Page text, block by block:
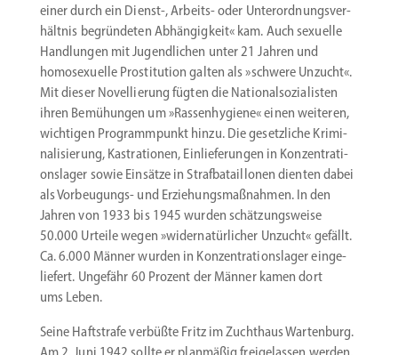
einer durch ein Dienst‑, Arbeits- oder Unter­ord­nungs­ver­
hältnis begrün­deten Abhän­gigkeit« kam. Auch sexuelle
Handlungen mit Jugend­lichen unter 21 Jahren und
homose­xuelle Prosti­tution galten als »schwere Unzucht«.
Mit dieser Novel­lierung fügten die Natio­nal­so­zia­listen
ihren Bemühungen um »Rassen­hy­giene« einen weiteren,
wichtigen Programm­punkt hinzu. Die gesetz­liche Krimi­
na­li­sierung, Kastra­tionen, Einlie­fe­rungen in Konzen­tra­ti­
ons­lager sowie Einsätze in Straf­ba­tail­lonen dienten dabei
als Vorbeugungs- und Erzie­hungs­maß­nahmen. In den
Jahren von 1933 bis 1945 wurden schät­zungs­weise
50.000 Urteile wegen »wider­na­tür­licher Unzucht« gefällt.
Ca. 6.000 Männer wurden in Konzen­tra­ti­ons­lager einge­
liefert. Ungefähr 60 Prozent der Männer kamen dort
ums Leben.
Seine Haftstrafe verbüßte Fritz im Zuchthaus Wartenburg.
Am 2. Juni 1942 sollte er planmäßig freige­lassen werden.